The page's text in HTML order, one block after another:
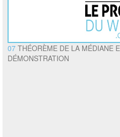
07 THÉORÈME DE LA MÉDIANE
DÉMONSTRATION